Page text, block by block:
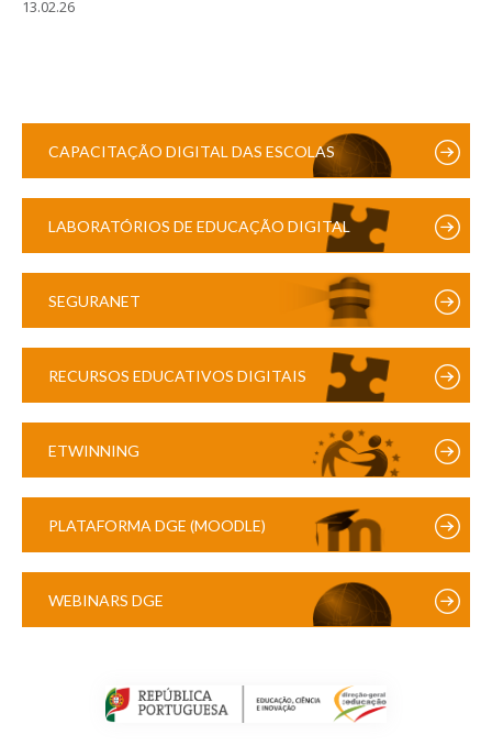
13.02.26
CAPACITAÇÃO DIGITAL DAS ESCOLAS
LABORATÓRIOS DE EDUCAÇÃO DIGITAL
SEGURANET
RECURSOS EDUCATIVOS DIGITAIS
ETWINNING
PLATAFORMA DGE (MOODLE)
WEBINARS DGE